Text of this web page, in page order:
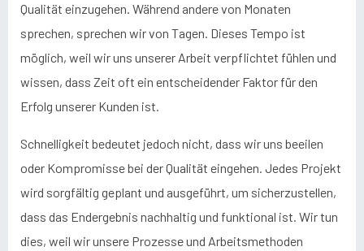
Qualität einzugehen. Während andere von Monaten
sprechen, sprechen wir von Tagen. Dieses Tempo ist
möglich, weil wir uns unserer Arbeit verpflichtet fühlen und
wissen, dass Zeit oft ein entscheidender Faktor für den
Erfolg unserer Kunden ist.
Schnelligkeit bedeutet jedoch nicht, dass wir uns beeilen
oder Kompromisse bei der Qualität eingehen. Jedes Projekt
wird sorgfältig geplant und ausgeführt, um sicherzustellen,
dass das Endergebnis nachhaltig und funktional ist. Wir tun
dies, weil wir unsere Prozesse und Arbeitsmethoden